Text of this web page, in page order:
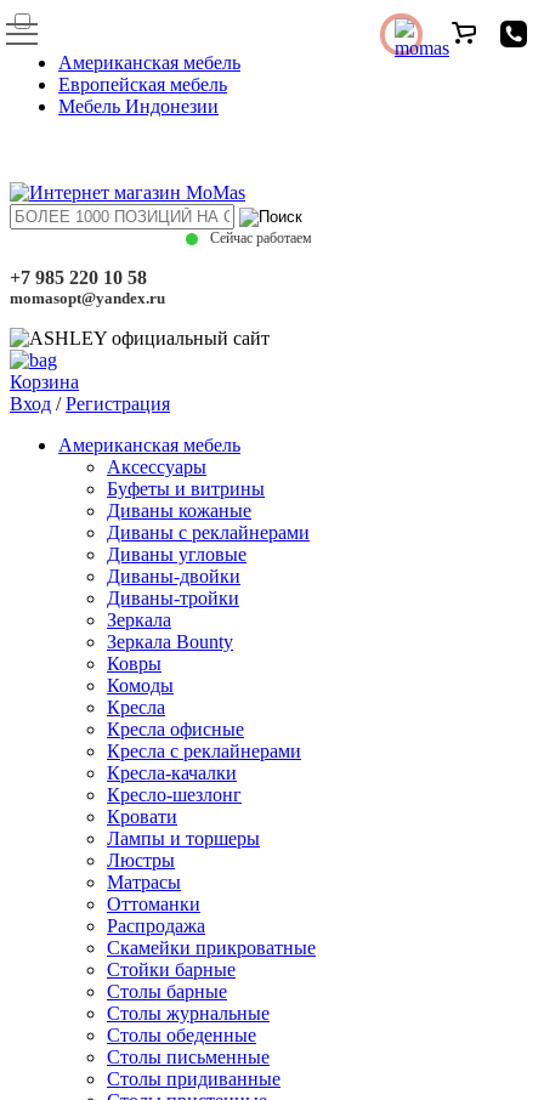
Американская мебель
Европейская мебель
Мебель Индонезии
Сейчас работаем
+7 985 220 10 58
momasopt@yandex.ru
Корзина
Вход /Регистрация
Американская мебель
Аксессуары
Буфеты и витрины
Диваны кожаные
Диваны с реклайнерами
Диваны угловые
Диваны-двойки
Диваны-тройки
Зеркала
Зеркала Bounty
Ковры
Комоды
Кресла
Кресла офисные
Кресла с реклайнерами
Кресла-качалки
Кресло-шезлонг
Кровати
Лампы и торшеры
Люстры
Матрасы
Оттоманки
Распродажа
Скамейки прикроватные
Стойки барные
Столы барные
Столы журнальные
Столы обеденные
Столы письменные
Столы придиванные